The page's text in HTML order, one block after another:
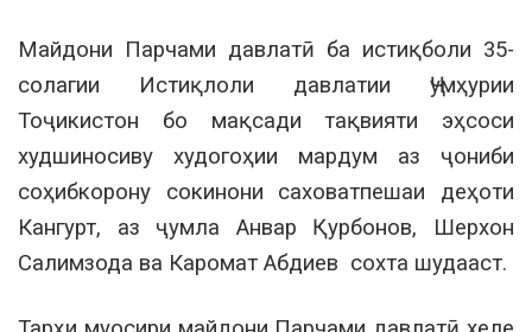
Майдони Парчами давлатӣ ба истиқболи 35-
солагии Истиқлоли давлатии Ҷумҳурии
Тоҷикистон бо мақсади тақвияти эҳсоси
худшиносиву худогоҳии мардум аз ҷониби
соҳибкорону сокинони саховатпешаи деҳоти
Кангурт, аз ҷумла Анвар Қурбонов, Шерхон
Салимзода ва Каромат Абдиев сохта шудааст.